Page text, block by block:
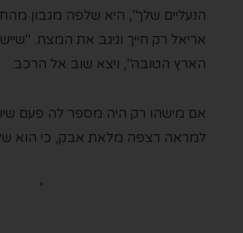
הנעליים שלך", היא שלפה מגבון
אריאל רק חייך וניגב את המצח.
הארץ הטובה", ויצא שוב אל הרכב.
אם מישהו רק היה מספר לה פעם
למראה רצפה מלאת אבק, כי הוא
*